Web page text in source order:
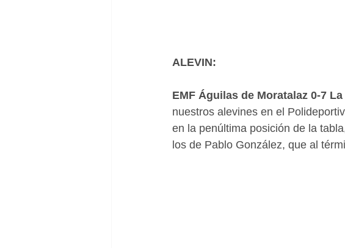
ALEVIN:
EMF Águilas de Moratalaz 0-7
nuestros alevines en el
en la penúltima posición de la
los de Pablo González, que al